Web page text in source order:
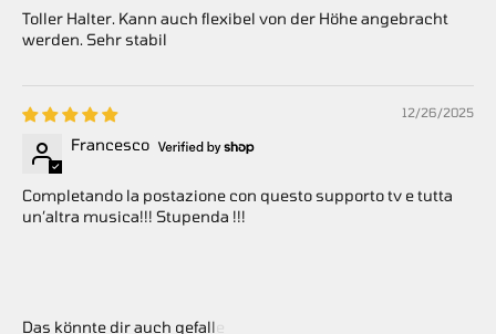
Toller Halter. Kann auch flexibel von der Höhe angebracht
werden. Sehr stabil
12/26/2025
Francesco
Completando la postazione con questo supporto tv e tutta
un’altra musica!!! Stupenda !!!